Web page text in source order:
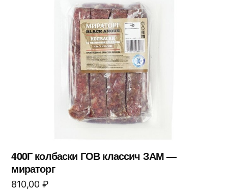
400Г колбаски ГОВ классич ЗАМ —
мираторг
810,00 ₽